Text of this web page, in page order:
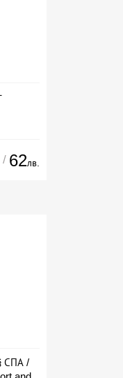
/ 62лв.
СПА /